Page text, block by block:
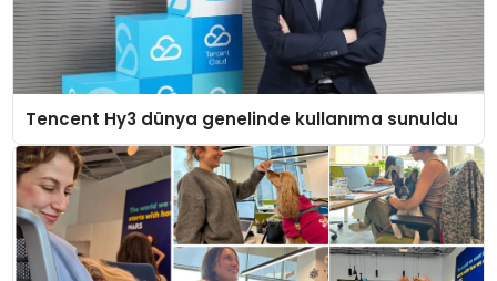
Tencent Hy3 dünya genelinde kullanıma sunuldu